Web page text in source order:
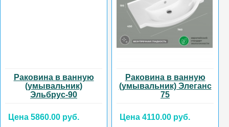
Раковина в ванную
(умывальник)
Эльбрус-90
Цена 5860.00 руб.
Раковина в ванную
(умывальник) Элеганс
75
Цена 4110.00 руб.